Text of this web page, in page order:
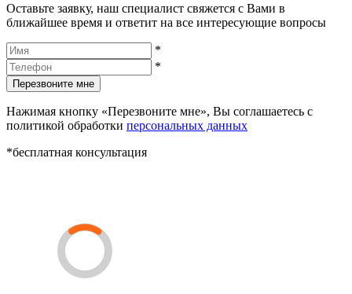
Оставьте заявку, наш специалист свяжется с Вами в
ближайшее время и ответит на все интересующие вопросы
*
*
Перезвоните мне
Нажимая кнопку «Перезвоните мне», Вы соглашаетесь с
политикой обработки персональных данных
*бесплатная консультация